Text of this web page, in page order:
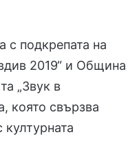
с подкрепата на
2019“ и Община
„Звук в
която свързва